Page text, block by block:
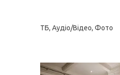
ТБ, Аудіо/Відео, Фото